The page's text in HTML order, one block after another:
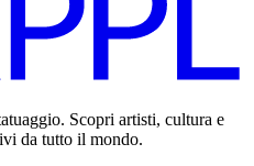
Scopri artisti, cultura e
da tutto il mondo.